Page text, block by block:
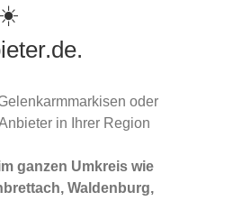
☀️
oder
in Ihrer Region
ganzen Umkreis wie
Waldenburg,